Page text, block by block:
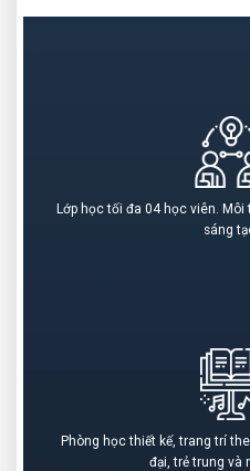
Lớp học tối đa 04 học viên. Môi
sáng
Phòng học thiết kế, trang trí
đại, trẻ trung và